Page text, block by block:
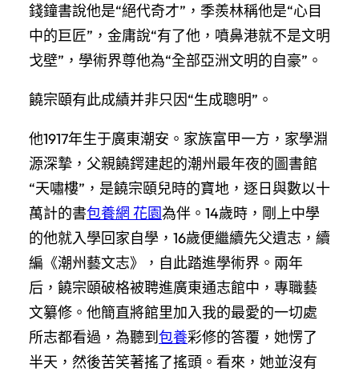
錢鐘書說他是“絕代奇才”，季羨林稱他是“心目
中的巨匠”，金庸說“有了他，噴鼻港就不是文明
戈壁”，學術界尊他為“全部亞洲文明的自豪”。
饒宗頤有此成績并非只因“生成聰明”。
他1917年生于廣東潮安。家族富甲一方，家學淵
源深摯，父親饒鍔建起的潮州最年夜的圖書館
“天嘯樓”，是饒宗頤兒時的寶地，逐日與數以十
萬計的書包養網 花園為伴。14歲時，剛上中學
的他就入學回家自學，16歲便繼續先父遺志，續
編《潮州藝文志》，自此踏進學術界。兩年
后，饒宗頤破格被聘進廣東通志館中，專職藝
文纂修。他簡直將館里加入我的最愛的一切處
所志都看過，為聽到 包養彩修的答覆，她愣了
半天，然後苦笑著搖了搖頭。看來，她並沒有